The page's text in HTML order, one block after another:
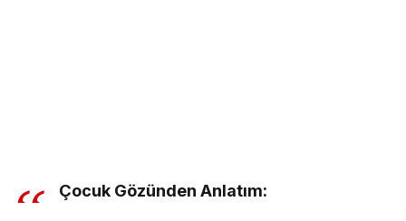
Çocuk Gözünden Anlatım: